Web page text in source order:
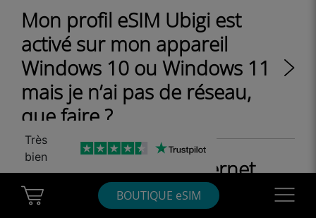
Cart Ubigi BOUTIQUE eSIM
Mon profil eSIM Ubigi est
activé sur mon appareil
Windows 10 ou Windows 11
mais je n’ai pas de réseau,
que faire ?
Le bouton “eSIM – Internet
mobile dans mon appareil”
Très
bien